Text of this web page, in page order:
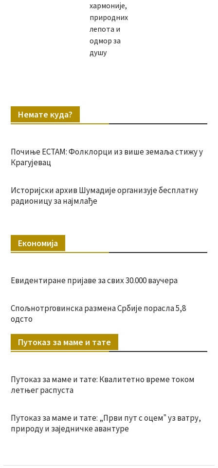
хармоније,
природних
лепота и
одмор за
душу
Немате куда?
Почиње ЕСТАМ: Фолклорци из више земаља стижу у
Крагујевац
Историјски архив Шумадије организује бесплатну
радионицу за најмлађе
Економија
Евидентиране пријаве за свих 30.000 ваучера
Спољнотрговинска размена Србије порасла 5,8
одсто
Путоказ за маме и тате
Путоказ за маме и тате: Квалитетно време током
летњег распуста
Путоказ за маме и тате: „Први пут с оцемˮ уз ватру,
природу и заједничке авантуре